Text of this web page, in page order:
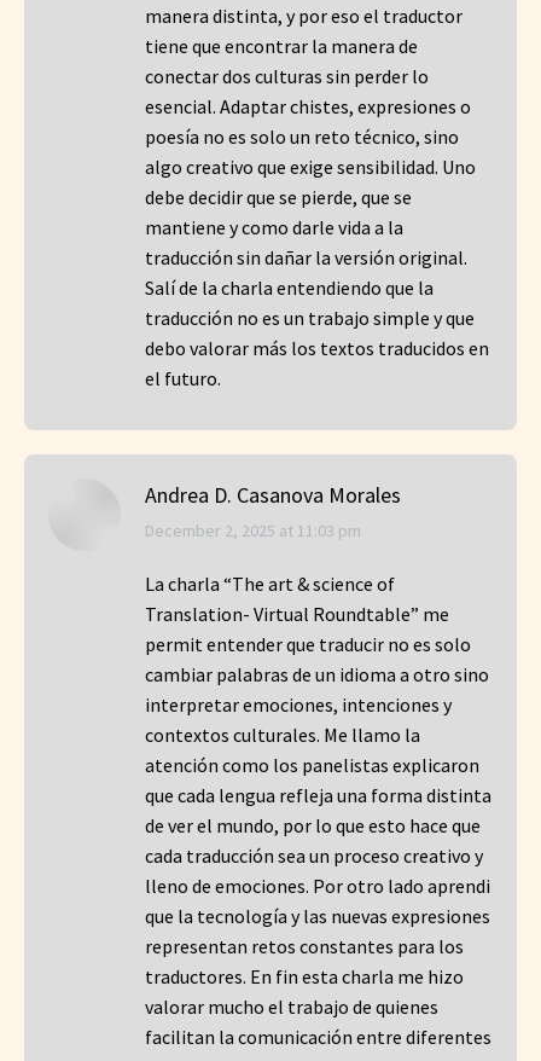
manera distinta, y por eso el traductor
tiene que encontrar la manera de
conectar dos culturas sin perder lo
esencial. Adaptar chistes, expresiones o
poesía no es solo un reto técnico, sino
algo creativo que exige sensibilidad. Uno
debe decidir que se pierde, que se
mantiene y como darle vida a la
traducción sin dañar la versión original.
Salí de la charla entendiendo que la
traducción no es un trabajo simple y que
debo valorar más los textos traducidos en
el futuro.
Andrea D. Casanova Morales
says:
December 2, 2025 at 11:03 pm
La charla “The art & science of
Translation- Virtual Roundtable” me
permit entender que traducir no es solo
cambiar palabras de un idioma a otro sino
interpretar emociones, intenciones y
contextos culturales. Me llamo la
atención como los panelistas explicaron
que cada lengua refleja una forma distinta
de ver el mundo, por lo que esto hace que
cada traducción sea un proceso creativo y
lleno de emociones. Por otro lado aprendi
que la tecnología y las nuevas expresiones
representan retos constantes para los
traductores. En fin esta charla me hizo
valorar mucho el trabajo de quienes
facilitan la comunicación entre diferentes